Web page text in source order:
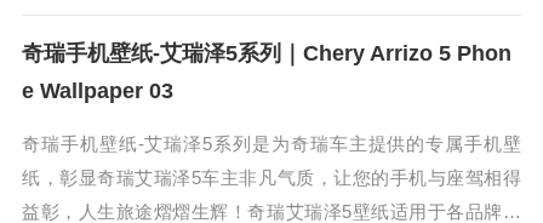
机和操作系统，保存高清原图在手机相册，即可直接使用。奇
瑞艾瑞泽5采用了艾瑞泽系...
奇瑞手机壁纸-艾瑞泽5系列｜Chery Arrizo 5 Phon
e Wallpaper 03
奇瑞手机壁纸-艾瑞泽5系列是为奇瑞车主提供的专属手机壁
纸，彰显奇瑞艾瑞泽5车主非凡气质，让您的手机与座驾相得
益彰，人生旅途熠熠生辉！奇瑞艾瑞泽5壁纸适用于各品牌手